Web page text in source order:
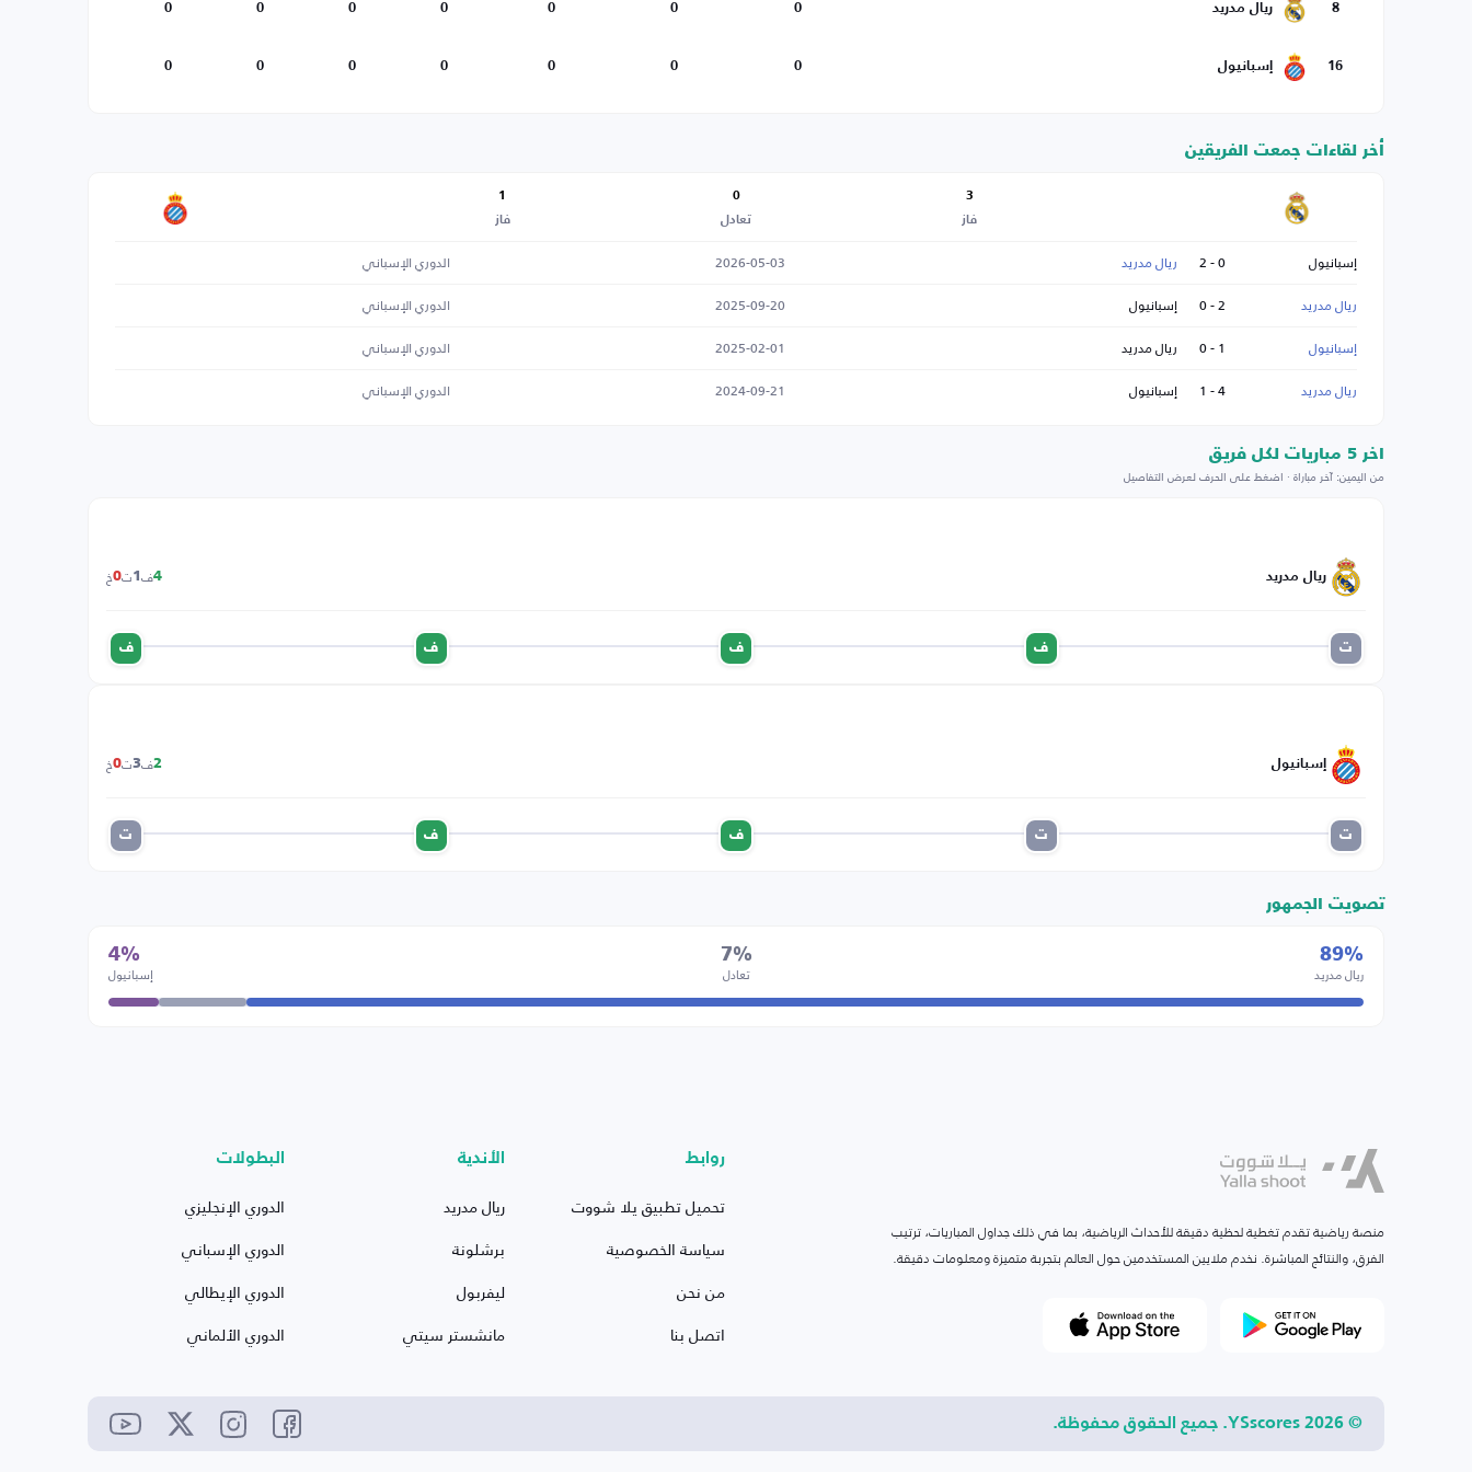
8 ريال مدريد 0
0
0
0
0
0
0
16 إسبانيول 0
0
0
0
0
0
0
أخر لقاءات جمعت الفريقين
3
فاز
0
تعادل
1
فاز
إسبانيول 0 - 2 ريال مدريد 2026-05-03
الدوري الإسباني
ريال مدريد
2 - 0 إسبانيول 2025-09-20
الدوري الإسباني
إسبانيول
1 - 0 ريال مدريد 2025-02-01
الدوري الإسباني
ريال مدريد
4 - 1 إسبانيول 2024-09-21 الدوري الإسباني
اخر 5 مباريات لكل فريق
من اليمين: آخر مباراة · اضغط على الحرف لعرض التفاصيل
ريال مدريد 4ف 1ت0خ
ت ف ف ف ف
إسبانيول 2ف3ت0خ
ت ت ف ف ت
تصويت الجمهور
89%
ريال مدريد
7%
تعادل
4%
إسبانيول
منصة رياضية تقدم تغطية لحظية دقيقة للأحداث الرياضية، بما في ذلك جداول المباريات، ترتيب
الفرق، والنتائج المباشرة. نخدم ملايين المستخدمين حول العالم بتجربة متميزة ومعلومات دقيقة.
روابط
تحميل تطبيق يلا شووت
سياسة الخصوصية
من نحن
اتصل بنا
الأندية
ريال مدريد
برشلونة
ليفربول
مانشستر سيتي
البطولات
الدوري الإنجليزي
الدوري الإسباني
الدوري الإيطالي
الدوري الألماني
© 2026 YSscores. جميع الحقوق محفوظة.